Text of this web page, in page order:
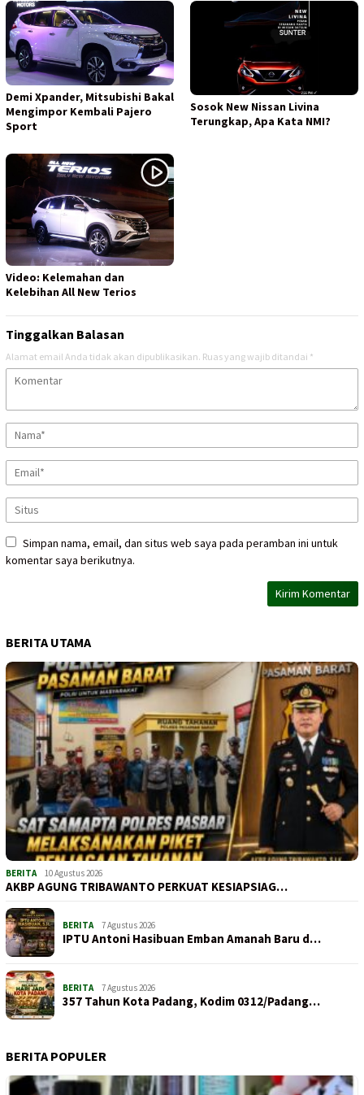
Demi Xpander, Mitsubishi Bakal
Mengimpor Kembali Pajero
Sport
Sosok New Nissan Livina
Terungkap, Apa Kata NMI?
Video: Kelemahan dan
Kelebihan All New Terios
Tinggalkan Balasan
Alamat email Anda tidak akan dipublikasikan. Ruas yang wajib ditandai *
Simpan nama, email, dan situs web saya pada peramban ini untuk
komentar saya berikutnya.
BERITA UTAMA
BERITA 10 Agustus 2026
AKBP AGUNG TRIBAWANTO PERKUAT KESIAPSIAG…
BERITA 7 Agustus 2026
IPTU Antoni Hasibuan Emban Amanah Baru d…
BERITA 7 Agustus 2026
357 Tahun Kota Padang, Kodim 0312/Padang…
BERITA POPULER